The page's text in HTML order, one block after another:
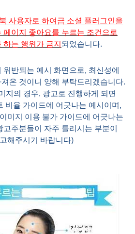
사용자로 하여금 소셜 플러그인을
페이지 좋아요를 누르는 조건으로
는 행위가 금지 되었습니다.
반되는 예시 화면으로, 최신성에
온 것이니 양해 부탁드리겠습니다.
지의 경우, 광고로 진행하게 되면
비율 가이드에 어긋나는 예시이며 ,
미지 이용 불가 가이드에 어긋나는
고주분들이 자주 틀리시는 부분이
해주시기 바랍니다)